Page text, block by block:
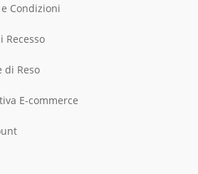
Condizioni
Recesso
di Reso
E-commerce